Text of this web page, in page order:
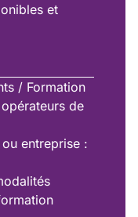
et
/ Formation
de
entreprise :